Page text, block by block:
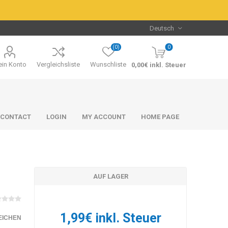
Konto Vergleichsliste Wunschliste
(0) 0
0,00€ inkl. Steuer
CONTACT LOGIN MY ACCOUNT HOME PAGE
AUF LAGER
1,99€ inkl. Steuer